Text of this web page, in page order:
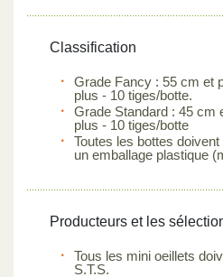
Classification
Grade Fancy : 55 cm et
plus - 10 tiges/botte.
Grade Standard : 45 cm
plus - 10 tiges/botte
Toutes les bottes
un emballage plastique
Producteurs et les
Tous les mini oeillets
S.T.S.